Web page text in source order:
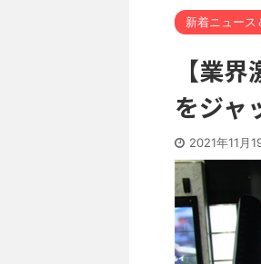
新着ニュース
【業
をジャ
2021年11月